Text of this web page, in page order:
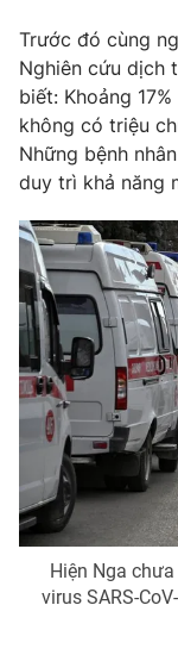
Phim VTV
Hậu trường
Nhân vật
Khán giả
Giải sao mai
Giải trí
Điện ảnh
Âm nhạc
Sao
Đời sống
Du lịch
Làm đẹp
Chất lượng cuộc
Giáo dục
Tuyển sinh
Học trực tuyến
Công nghệ
Hitech Công
Sản phẩm
Thị trường
Tư vấn
Giao lưu trực
Lịch phát sóng
Chuyên mục khác
Emagazine
Photo
Trước đó cùng
Nghiên cứu dịch
biết: Khoảng
không có triệu
Những bệnh
duy trì khả năng
Hiện Nga
virus SARS-